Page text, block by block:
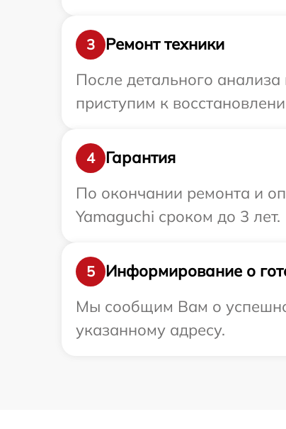
3
Ремонт техники
После детального
приступим к
4
Гарантия
По окончании ремонта и
Yamaguchi сроком до 3 лет.
5
Информирование о
Мы сообщим Вам о
указанному адресу.